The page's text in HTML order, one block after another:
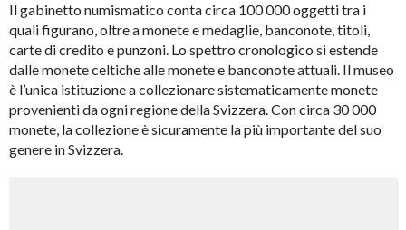
Il gabinetto numismatico conta circa 100 000 oggetti tra i
quali figurano, oltre a monete e medaglie, banconote, titoli,
carte di credito e punzoni. Lo spettro cronologico si estende
dalle monete celtiche alle monete e banconote attuali. Il museo
è l’unica istituzione a collezionare sistematicamente monete
provenienti da ogni regione della Svizzera. Con circa 30 000
monete, la collezione è sicuramente la più importante del suo
genere in Svizzera.